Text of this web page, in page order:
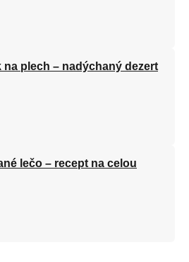
plech – nadýchaný dezert
lečo – recept na celou